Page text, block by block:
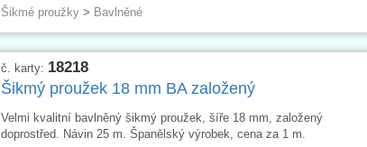
Šikmé proužky> Bavlněné
č. karty: 18218
Šikmý proužek 18 mm BA založený
Velmi kvalitní bavlněný šikmý proužek, šíře 18 mm, založený
doprostřed. Návin 25 m. Španělský výrobek, cena za 1 m.